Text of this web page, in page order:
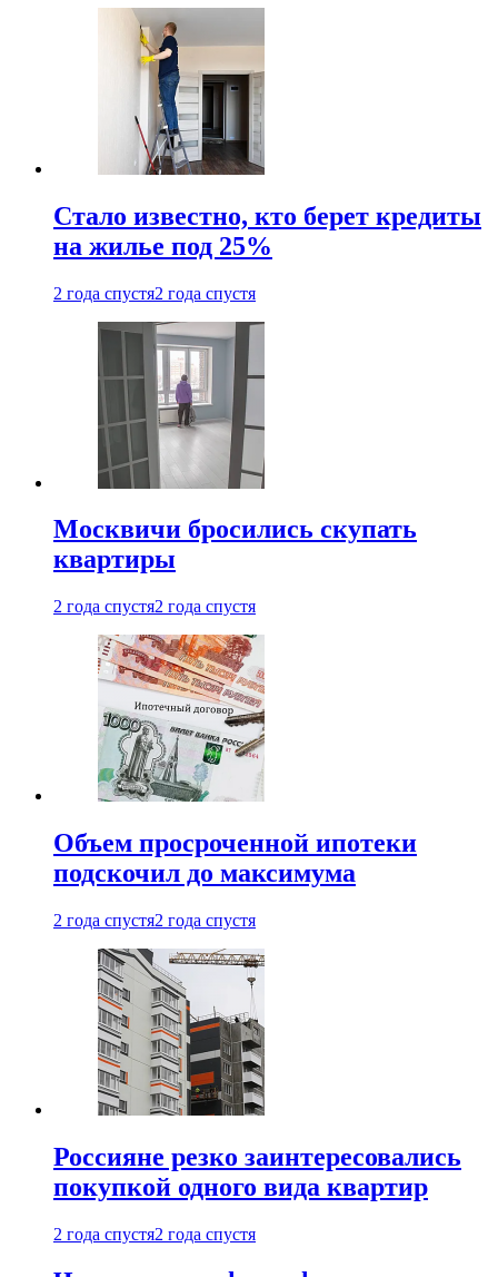
Стало известно, кто берет кредиты
на жилье под 25%
2 года спустя2 года спустя
Москвичи бросились скупать
квартиры
2 года спустя2 года спустя
Объем просроченной ипотеки
подскочил до максимума
2 года спустя2 года спустя
Россияне резко заинтересовались
покупкой одного вида квартир
2 года спустя2 года спустя